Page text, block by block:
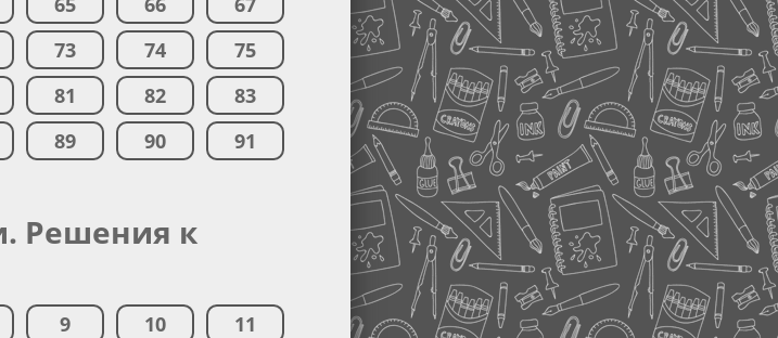
73 74
75
81 82
83
89 90
91
Решения к
9 10
11